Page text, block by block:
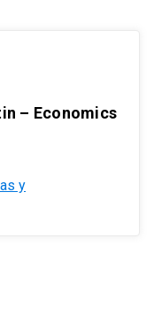
– Economics
y